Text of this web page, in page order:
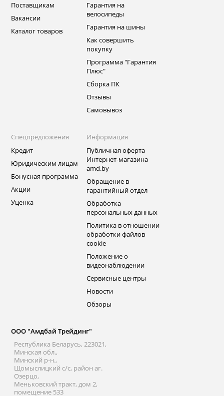
Поставщикам
Вакансии
Каталог товаров
Гарантия на
велосипеды
Гарантия на шины
Как совершить
покупку
Программа "Гарантия
Плюс"
Сборка ПК
Отзывы
Самовывоз
Спецпредложения
Кредит
Юридическим лицам
Бонусная программа
Акции
Уценка
Информация
Публичная оферта
Интернет-магазина
amd.by
Обращение в
гарантийный отдел
Обработка
персональных данных
Политика в отношении
обработки файлов
cookie
Положение о
видеонаблюдении
Сервисные центры
Новости
Обзоры
ООО "Амдбай Трейдинг"
Республика Беларусь, 223021,
Минская обл.,
Минский р-н.,
Щомыслицкий с/с, район аг.
Озерцо,
Меньковский тракт, дом 2,
помещение 533